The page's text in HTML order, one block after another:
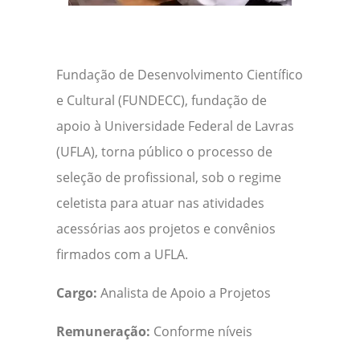
Fundação de Desenvolvimento Científico
e Cultural (FUNDECC), fundação de
apoio à Universidade Federal de Lavras
(UFLA), torna público o processo de
seleção de profissional, sob o regime
celetista para atuar nas atividades
acessórias aos projetos e convênios
firmados com a UFLA.
Cargo: Analista de Apoio a Projetos
Remuneração: Conforme níveis